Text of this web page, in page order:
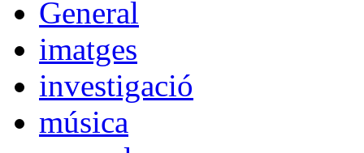
General
imatges
investigació
música